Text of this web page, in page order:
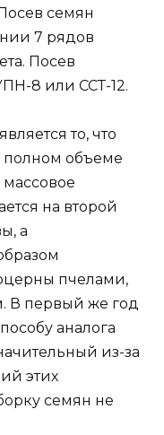
семян
7 рядов
Посев
8 или ССТ-12.
то, что
объеме
массовое
на второй
а
пчелами,
В первый же год
аналога
из-за
этих
семян не